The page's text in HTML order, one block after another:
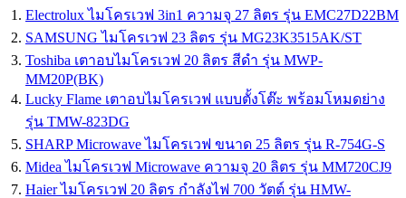
Electrolux ไมโครเวฟ 3in1 ความจุ 27 ลิตร รุ่น EMC27D22BM
SAMSUNG ไมโครเวฟ 23 ลิตร รุ่น MG23K3515AK/ST
Toshiba เตาอบไมโครเวฟ 20 ลิตร สีดำ รุ่น MWP-
MM20P(BK)
Lucky Flame เตาอบไมโครเวฟ แบบตั้งโต๊ะ พร้อมโหมดย่าง
รุ่น TMW-823DG
SHARP Microwave ไมโครเวฟ ขนาด 25 ลิตร รุ่น R-754G-S
Midea ไมโครเวฟ Microwave ความจุ 20 ลิตร รุ่น MM720CJ9
Haier ไมโครเวฟ 20 ลิตร กำลังไฟ 700 วัตต์ รุ่น HMW-